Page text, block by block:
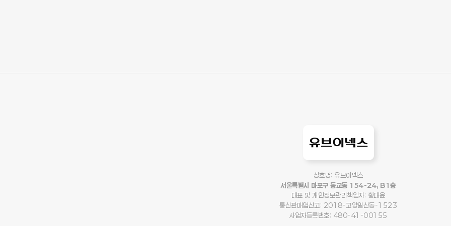
상호명: 유브이넥스
서울특별시 마포구 동교동 154-24, B1층
대표 및 개인정보관리책임자: 황대윤
통신판매업신고: 2018-고양일산동-1523
사업자등록번호: 480-41-00155